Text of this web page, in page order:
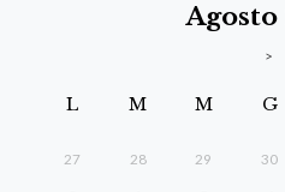
Agosto
>
L M M G
27 28 29 30